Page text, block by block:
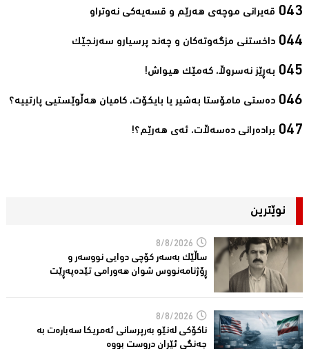
قەیرانی موچەی ھەرێم و قسەیەکی نەوتراو‌
داخستنی مزگەوتەکان و چەند پرسیارو سەرنجێک‌
بەڕێز نەسروڵا، کەمێك ھیواش!‌
ده‌ستی مامۆستا به‌شیر یا بایكۆت، كامیان هه‌ڵوێستیی پارتییه‌؟‌
برادەرانی دەسەڵات، ئەی ھەرێم؟!‌
نوێترین
8/8/2026
ساڵێك بەسەر كۆچی دوایی نووسەر و
ڕۆژنامەنووس شوان هەورامی تێدەپەڕێت
8/8/2026
ناكۆكی لەنێو بەرپرسانى ئەمریكا سەبارەت بە
جەنگی ئێران دروست بووە